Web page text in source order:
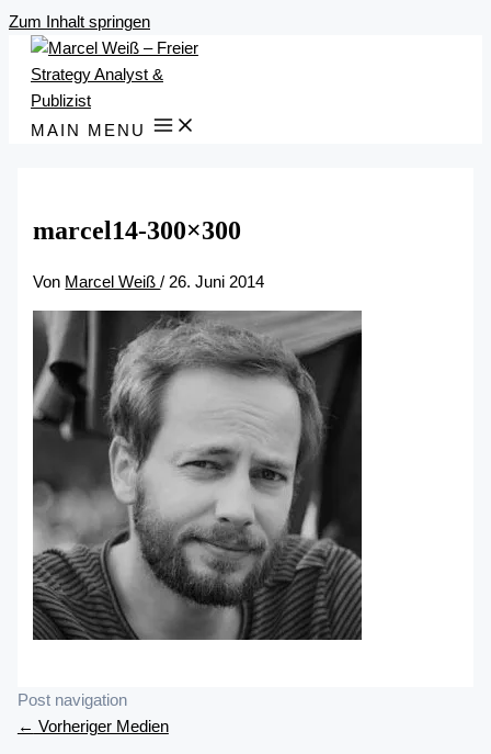
Zum Inhalt springen
MAIN MENU
marcel14-300×300
Von Marcel Weiß/ 26. Juni 2014
Post navigation
← Vorheriger Medien